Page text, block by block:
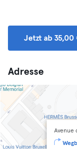
Jetzt ab 35,00
Adresse
Avenue